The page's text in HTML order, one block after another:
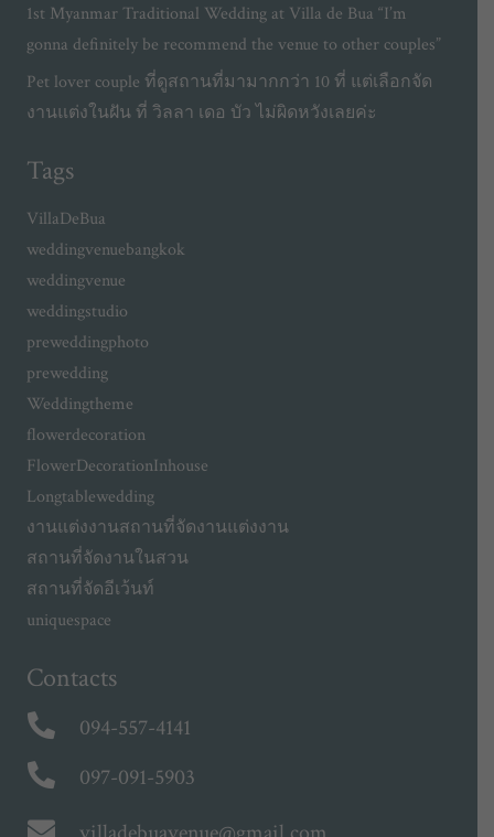
1st Myanmar Traditional Wedding at Villa de Bua “I’m
gonna definitely be recommend the venue to other couples”
Pet lover couple ที่ดูสถานที่มามากกว่า 10 ที่ แต่เลือกจัด
งานแต่งในฝัน ที่ วิลลา เดอ บัว ไม่ผิดหวังเลยค่ะ
Tags
VillaDeBua
weddingvenuebangkok
weddingvenue
weddingstudio
preweddingphoto
prewedding
Weddingtheme
flowerdecoration
FlowerDecorationInhouse
Longtablewedding
งานแต่งงานสถานที่จัดงานแต่งงาน
สถานที่จัดงานในสวน
สถานที่จัดอีเว้นท์
uniquespace
Contacts
094-557-4141
097-091-5903